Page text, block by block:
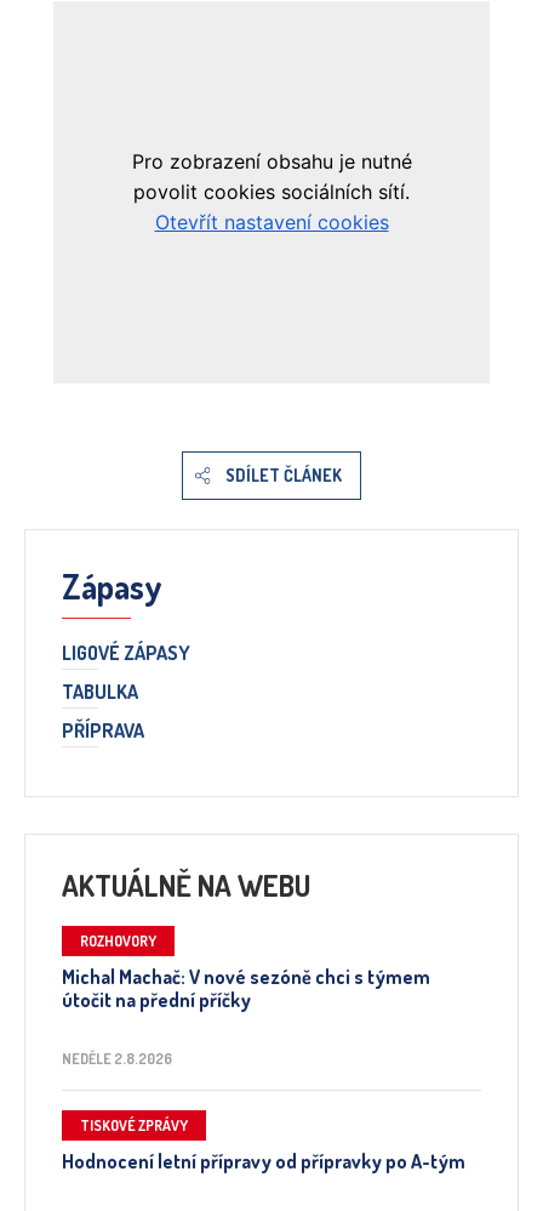
SDÍLET ČLÁNEK
Zápasy
LIGOVÉ ZÁPASY
TABULKA
PŘÍPRAVA
AKTUÁLNĚ NA WEBU
ROZHOVORY
Michal Machač: V nové sezóně chci s týmem
útočit na přední příčky
NEDĚLE 2.8.2026
TISKOVÉ ZPRÁVY
Hodnocení letní přípravy od přípravky po A-tým